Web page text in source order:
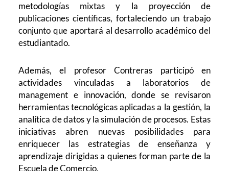
metodologías mixtas y la proyección de
publicaciones científicas, fortaleciendo un trabajo
conjunto que aportará al desarrollo académico del
estudiantado.
Además, el profesor Contreras participó en
actividades vinculadas a laboratorios de
management e innovación, donde se revisaron
herramientas tecnológicas aplicadas a la gestión, la
analítica de datos y la simulación de procesos. Estas
iniciativas abren nuevas posibilidades para
enriquecer las estrategias de enseñanza y
aprendizaje dirigidas a quienes forman parte de la
Escuela de Comercio.